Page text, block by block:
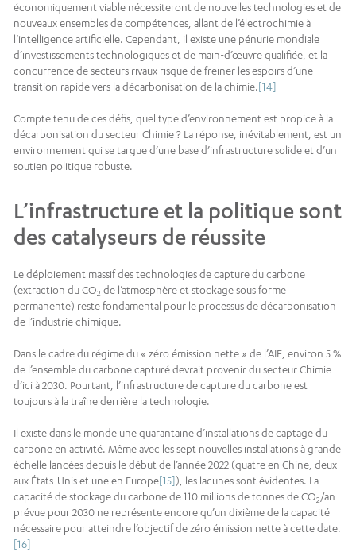
économiquement viable nécessiteront de nouvelles technologies et de
nouveaux ensembles de compétences, allant de l’électrochimie à
l’intelligence artificielle. Cependant, il existe une pénurie mondiale
d’investissements technologiques et de main-d’œuvre qualifiée, et la
concurrence de secteurs rivaux risque de freiner les espoirs d’une
transition rapide vers la décarbonisation de la chimie.[14]
Compte tenu de ces défis, quel type d’environnement est propice à la
décarbonisation du secteur Chimie ? La réponse, inévitablement, est un
environnement qui se targue d’une base d’infrastructure solide et d’un
soutien politique robuste.
L’infrastructure et la politique sont
des catalyseurs de réussite
Le déploiement massif des technologies de capture du carbone
(extraction du CO2 de l’atmosphère et stockage sous forme
permanente) reste fondamental pour le processus de décarbonisation
de l’industrie chimique.
Dans le cadre du régime du « zéro émission nette » de l’AIE, environ 5 %
de l’ensemble du carbone capturé devrait provenir du secteur Chimie
d’ici à 2030. Pourtant, l’infrastructure de capture du carbone est
toujours à la traîne derrière la technologie.
Il existe dans le monde une quarantaine d’installations de captage du
carbone en activité. Même avec les sept nouvelles installations à grande
échelle lancées depuis le début de l’année 2022 (quatre en Chine, deux
aux États-Unis et une en Europe[15]), les lacunes sont évidentes. La
capacité de stockage du carbone de 110 millions de tonnes de CO2/an
prévue pour 2030 ne représente encore qu’un dixième de la capacité
nécessaire pour atteindre l’objectif de zéro émission nette à cette date.
[16]